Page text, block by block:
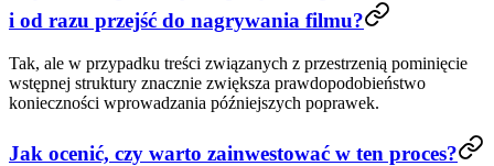
i od razu przejść do nagrywania filmu?
Tak, ale w przypadku treści związanych z przestrzenią pominięcie
wstępnej struktury znacznie zwiększa prawdopodobieństwo
konieczności wprowadzania późniejszych poprawek.
Jak ocenić, czy warto zainwestować w ten proces?